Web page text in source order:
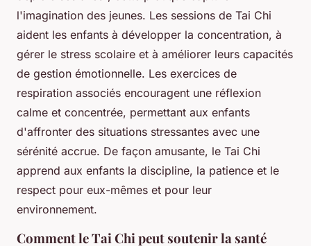
l'imagination des jeunes. Les sessions de Tai Chi
aident les enfants à développer la concentration, à
gérer le stress scolaire et à améliorer leurs capacités
de gestion émotionnelle. Les exercices de
respiration associés encouragent une réflexion
calme et concentrée, permettant aux enfants
d'affronter des situations stressantes avec une
sérénité accrue. De façon amusante, le Tai Chi
apprend aux enfants la discipline, la patience et le
respect pour eux-mêmes et pour leur
environnement.
Comment le Tai Chi peut soutenir la santé